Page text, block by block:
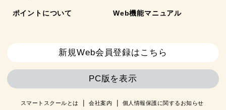
ポイントについて Web機能マニュアル
新規Web会員登録はこちら
PC版を表示
スマートスクールとは 会社案内 個人情報保護に関するお知らせ